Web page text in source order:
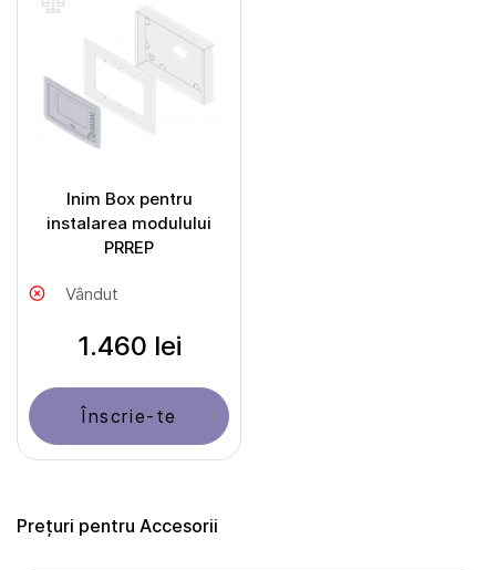
Inim Box pentru
instalarea modulului
PRREP
Vândut
1.460 lei
Înscrie-te
Prețuri pentru Accesorii